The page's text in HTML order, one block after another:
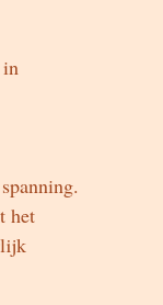
in
het